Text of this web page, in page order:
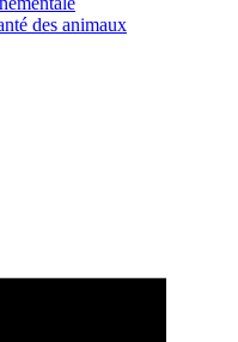
des animaux